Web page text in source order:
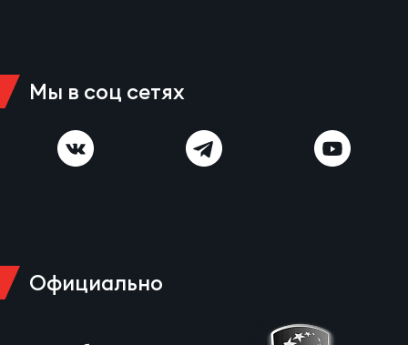
Мы в соц сетях
Официально